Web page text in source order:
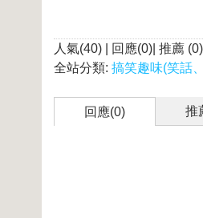
人氣(40) | 回應(0)| 推薦 (0
全站分類: 搞笑趣味(笑話
回應(0) 推